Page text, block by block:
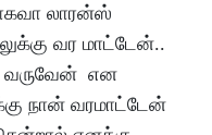
லாரன்ஸ்
வர மாட்டேன்..
வருவேன் என
நான் வரமாட்டேன்